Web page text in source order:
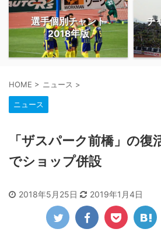
選手個別チャント
2018年版
チ
HOME > ニュース >
ニュース
「ザスパーク前橋」の復
でショップ併設
2018年5月25日 2019年1月4日